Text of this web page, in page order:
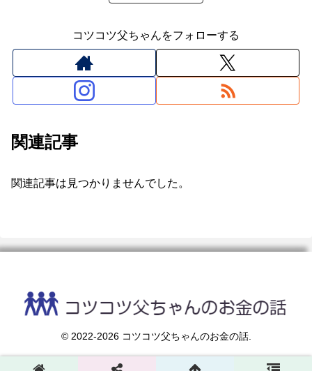
コツコツ父ちゃんをフォローする
関連記事
関連記事は見つかりませんでした。
© 2022-2026 コツコツ父ちゃんのお金の話.